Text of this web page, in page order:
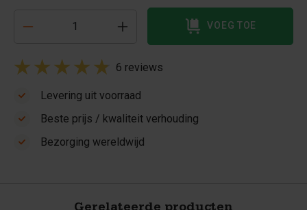
VOEG TOE
6 reviews
Levering uit voorraad
Beste prijs / kwaliteit verhouding
Bezorging wereldwijd